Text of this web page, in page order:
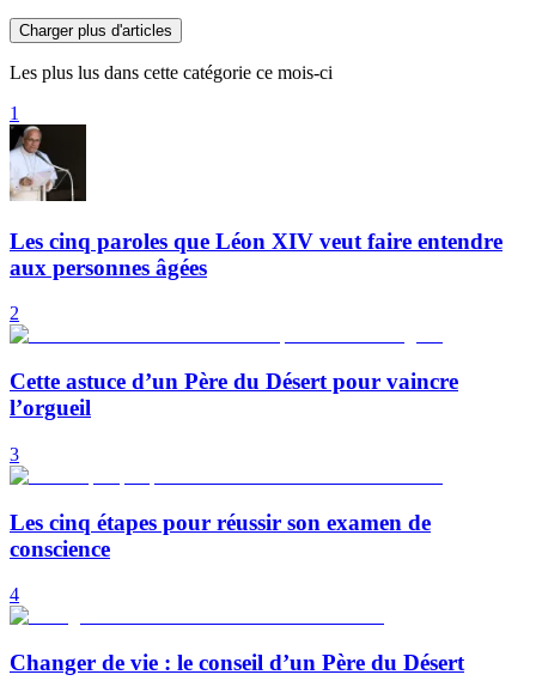
Charger plus d'articles
Les plus lus dans cette catégorie ce mois-ci
1
Les cinq paroles que Léon XIV veut faire entendre
aux personnes âgées
2
Cette astuce d’un Père du Désert pour vaincre
l’orgueil
3
Les cinq étapes pour réussir son examen de
conscience
4
Changer de vie : le conseil d’un Père du Désert